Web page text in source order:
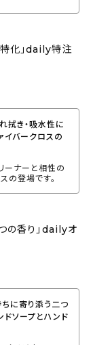
特化」daily特注
拭き・吸水性に
イバークロスの
ーナーと相性の
の登場です。
の香り」dailyオ
に寄り添う二つ
ソープとハンド